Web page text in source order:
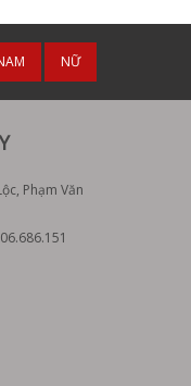
NỮ
Phạm Văn